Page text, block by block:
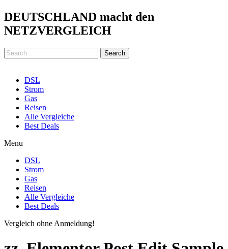
DEUTSCHLAND macht den
NETZVERGLEICH
Search
DSL
Strom
Gas
Reisen
Alle Vergleiche
Best Deals
Menu
DSL
Strom
Gas
Reisen
Alle Vergleiche
Best Deals
Vergleich ohne Anmeldung!